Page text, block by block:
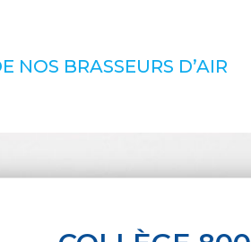
NOS BRASSEURS D’AIR